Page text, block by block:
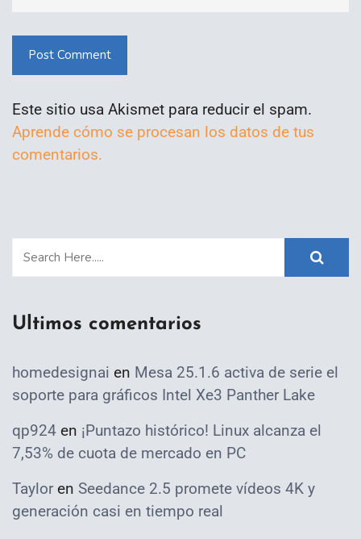
Post Comment
Este sitio usa Akismet para reducir el spam.
Aprende cómo se procesan los datos de tus
comentarios.
Ultimos comentarios
homedesignai en Mesa 25.1.6 activa de serie el
soporte para gráficos Intel Xe3 Panther Lake
qp924 en ¡Puntazo histórico! Linux alcanza el
7,53% de cuota de mercado en PC
Taylor en Seedance 2.5 promete vídeos 4K y
generación casi en tiempo real